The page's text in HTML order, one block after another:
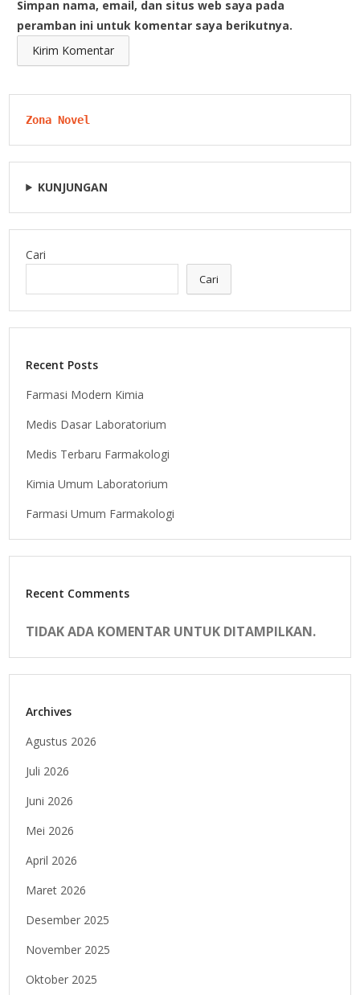
Simpan nama, email, dan situs web saya pada
peramban ini untuk komentar saya berikutnya.
Zona Novel
KUNJUNGAN
Cari
Cari
Recent Posts
Farmasi Modern Kimia
Medis Dasar Laboratorium
Medis Terbaru Farmakologi
Kimia Umum Laboratorium
Farmasi Umum Farmakologi
Recent Comments
TIDAK ADA KOMENTAR UNTUK DITAMPILKAN.
Archives
Agustus 2026
Juli 2026
Juni 2026
Mei 2026
April 2026
Maret 2026
Desember 2025
November 2025
Oktober 2025